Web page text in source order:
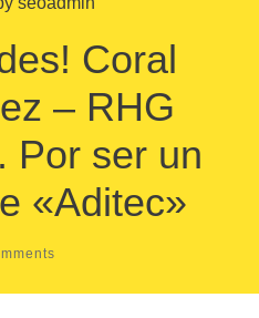
Coral
– RHG
Por ser un
«Aditec»